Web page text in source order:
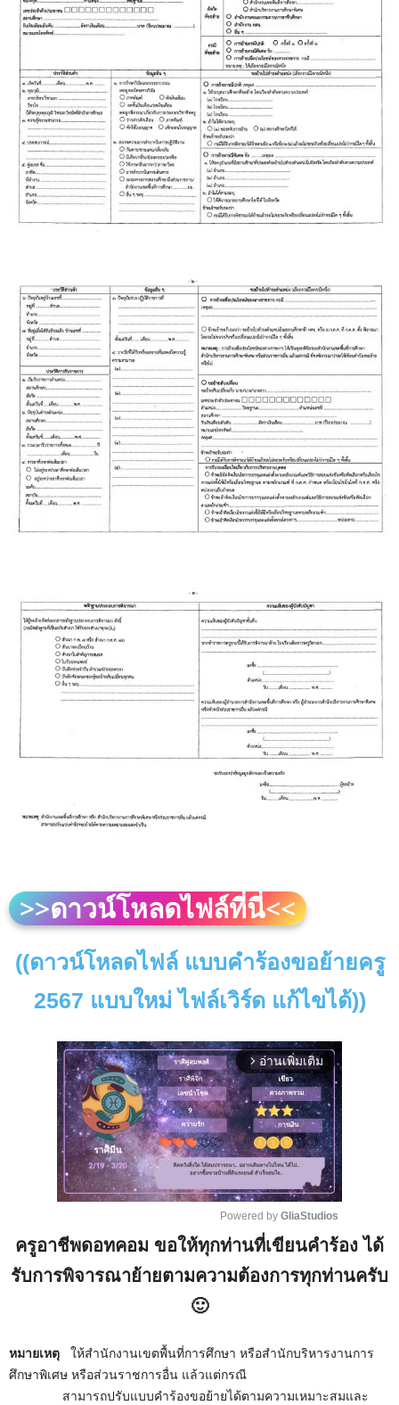
>>ดาวน์โหลดไฟล์ที่นี่<<
((ดาวน์โหลดไฟล์ แบบคำร้องขอย้ายครู
2567 แบบใหม่ ไฟล์เวิร์ด แก้ไขได้))
arrow_forward_ios อ่านเพิ่มเติม
M
u
Powered by GliaStudios
ครูอาชีพดอทคอม ขอให้ทุกท่านที่เขียนคำร้อง ได้
รับการพิจารณาย้ายตามความต้องการทุกท่านครับ
🙂
หมายเหตุ ให้สำนักงานเขตพื้นที่การศึกษา หรือสำนักบริหารงานการ
ศึกษาพิเศษ หรือส่วนราชการอื่น แล้วแต่กรณี
สามารถปรับแบบคำร้องขอย้ายได้ตามความเหมาะสมและ